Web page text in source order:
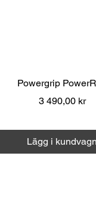
Snabbvisning
Powergrip
Pris
3 490,00 kr
Lägg i kundvagn